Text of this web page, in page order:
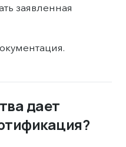
заявленная
дает